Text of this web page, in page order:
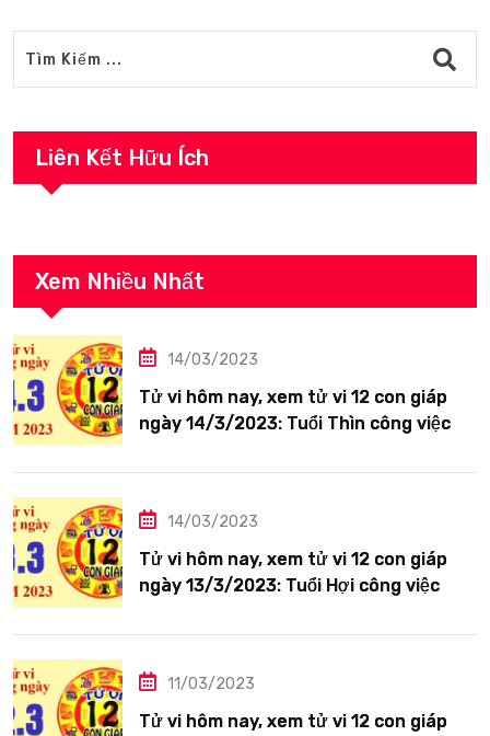
Liên Kết Hữu Ích
Xem Nhiều Nhất
14/03/2023
Tử vi hôm nay, xem tử vi 12 con giáp
ngày 14/3/2023: Tuổi Thìn công việc
14/03/2023
Tử vi hôm nay, xem tử vi 12 con giáp
ngày 13/3/2023: Tuổi Hợi công việc
11/03/2023
Tử vi hôm nay, xem tử vi 12 con giáp